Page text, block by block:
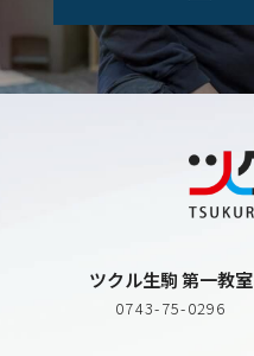
ツクル生駒 第一教室
0743-75-0296